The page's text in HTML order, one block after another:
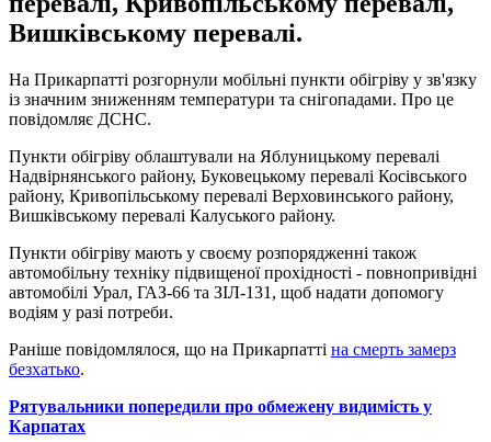
Вишківському перевалі.
На Прикарпатті розгорнули мобільні пункти обігріву у зв'язку
із значним зниженням температури та снігопадами. Про це
повідомляє ДСНС.
Пункти обігріву облаштували на Яблуницькому перевалі
Надвірнянського району, Буковецькому перевалі Косівського
району, Кривопільському перевалі Верховинського району,
Вишківському перевалі Калуського району.
Пункти обігріву мають у своєму розпорядженні також
автомобільну техніку підвищеної прохідності - повнопривідні
автомобілі Урал, ГАЗ-66 та ЗІЛ-131, щоб надати допомогу
водіям у разі потреби.
Раніше повідомлялося, що на Прикарпатті на смерть замерз
безхатько.
Рятувальники попередили про обмежену видимість у
Карпатах